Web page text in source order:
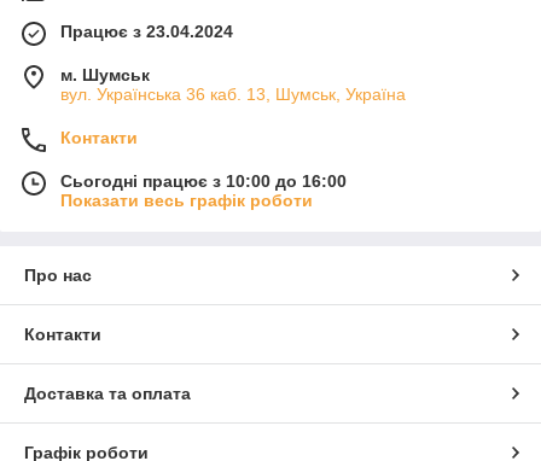
Працює з 23.04.2024
м. Шумськ
вул. Українська 36 каб. 13, Шумськ, Україна
Контакти
Сьогодні працює з 10:00 до 16:00
Показати весь графік роботи
Про нас
Контакти
Доставка та оплата
Графік роботи